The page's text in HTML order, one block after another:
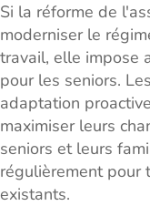
Si la réforme de
moderniser le
travail, elle impose
pour les seniors.
adaptation
maximiser leurs
seniors et leurs
régulièrement pour
existants.